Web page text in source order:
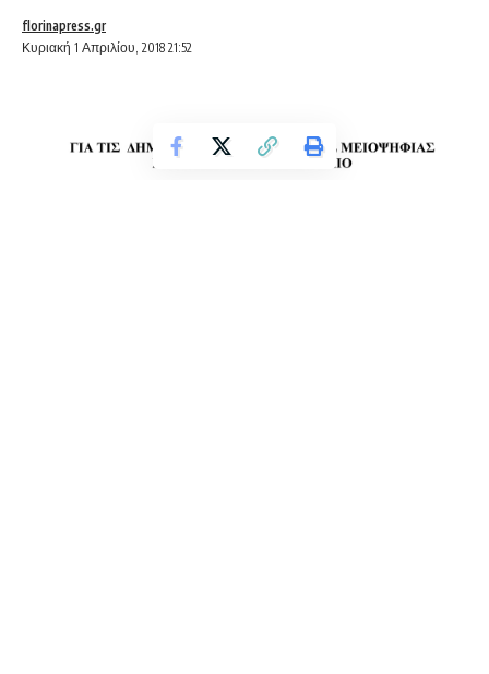
Κυριακή 1 Απριλίου, 2018 21:52
florinapress.gr